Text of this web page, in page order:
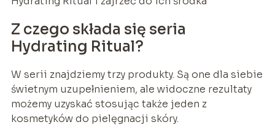
Z czego składa się seria
Hydrating Ritual?
W serii znajdziemy trzy produkty. Są one dla siebie
świetnym uzupełnieniem, ale widoczne rezultaty
możemy uzyskać stosując także jeden z
kosmetyków do pielęgnacji skóry.